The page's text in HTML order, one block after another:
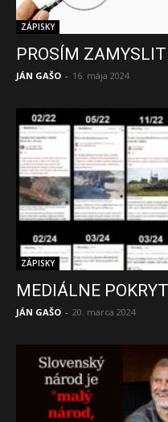
ZÁPISKY
PROSÍM
JÁN GAŠO - 16. mája 2024
ZÁPISKY
MEDIÁLNE
JÁN GAŠO - 20. marca 2024